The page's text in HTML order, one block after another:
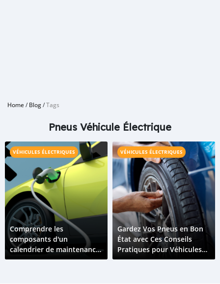
Home /Blog/Tags
Pneus Véhicule Électrique
VÉHICULES ÉLECTRIQUES
Comprendre les
composants d'un
calendrier de maintenance
pour véhicules électriques
VÉHICULES ÉLECTRIQUES
Gardez Vos Pneus en Bon
État avec Ces Conseils
Pratiques pour Véhicules
Électriques